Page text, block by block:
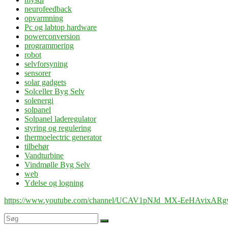
neurofeedback
opvarmning
Pc og labtop hardware
powerconversion
programmering
robot
selvforsyning
sensorer
solar gadgets
Solceller Byg Selv
solenergi
solpanel
Solpanel laderegulator
styring og regulering
thermoelectric generator
tilbehør
Vandturbine
Vindmølle Byg Selv
web
Ydelse og logning
https://www.youtube.com/channel/UCAV1pNJd_MX-